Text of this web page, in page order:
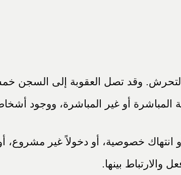
وقد تصل العقوبة إلى السجن
المباشرة أو غير المباشرة، ووجود
خصوصية، أو دخولاً غير مشروع،
بينها.